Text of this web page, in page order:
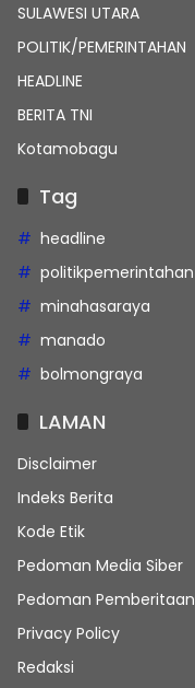
SULAWESI UTARA
POLITIK/PEMERINTAHAN
HEADLINE
BERITA TNI
Kotamobagu
Tag
headline
politikpemerintahan
minahasaraya
manado
bolmongraya
LAMAN
Disclaimer
Indeks Berita
Kode Etik
Pedoman Media Siber
Pedoman Pemberitaan
Privacy Policy
Redaksi